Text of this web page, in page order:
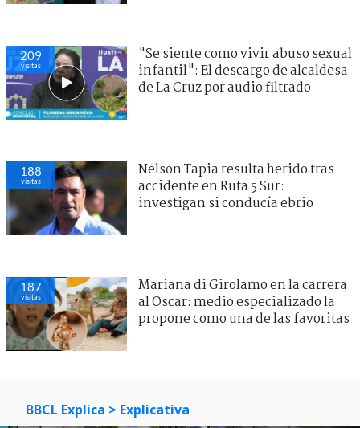
209
visitas
"Se siente como vivir abuso sexual
infantil": El descargo de alcaldesa
de La Cruz por audio filtrado
188
visitas
Nelson Tapia resulta herido tras
accidente en Ruta 5 Sur:
investigan si conducía ebrio
187
visitas
Mariana di Girolamo en la carrera
al Oscar: medio especializado la
propone como una de las favoritas
BBCL Explica > Explicativa